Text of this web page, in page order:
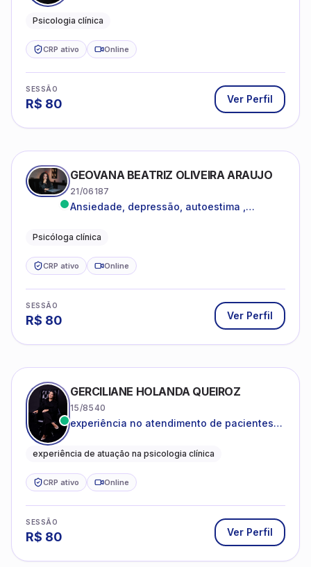
dentro da sua realidade.
Psicologia clínica
CRP ativo Online
SESSÃO
R$ 80 Ver Perfil
GEOVANA BEATRIZ OLIVEIRA ARAUJO
21/06187
Ansiedade, depressão, autoestima ,
Psicóloga clínica
CRP ativo Online
SESSÃO
R$ 80 Ver Perfil
GERCILIANE HOLANDA QUEIROZ
15/8540
experiência no atendimento de pacientes
catastróficos e comportamentos
experiência de atuação na psicologia clínica
CRP ativo Online
SESSÃO
R$ 80 Ver Perfil